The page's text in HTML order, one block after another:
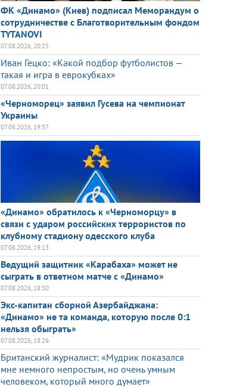
ФК «Динамо» (Киев) подписал Меморандум о
сотрудничестве с Благотворительным фондом
TYTANOVI
07.08.2026, 20:25
Иван Гецко: «Какой подбор футболистов —
такая и игра в еврокубках»
07.08.2026, 20:01
«Черноморец» заявил Гусева на чемпионат
Украины
07.08.2026, 19:37
«Динамо» обратилось к «Черноморцу» в
связи с ударом российских террористов по
клубному стадиону одесского клуба
07.08.2026, 19:13
Ведущий защитник «Карабаха» может не
сыграть в ответном матче с «Динамо»
07.08.2026, 18:50
Экс-капитан сборной Азербайджана:
«Динамо» не та команда, которую после 0:1
нельзя обыграть»
07.08.2026, 18:26
Британский журналист: «Мудрик показался
мне немного непростым, но очень умным
человеком, который много думает»